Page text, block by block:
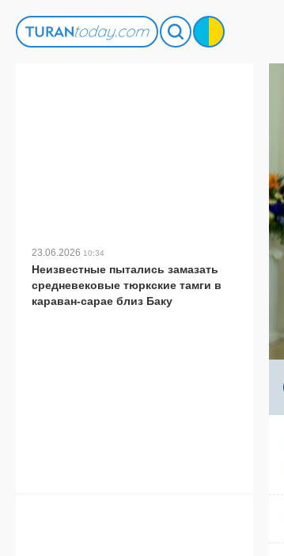
23.06.2026 10:34
Неизвестные пытались замазать
средневековые тюркские тамги в
караван-сарае близ Баку